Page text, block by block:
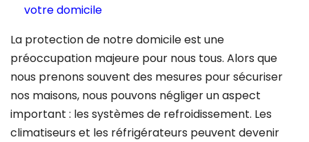
votre domicile
La protection de notre domicile est une
préoccupation majeure pour nous tous. Alors que
nous prenons souvent des mesures pour sécuriser
nos maisons, nous pouvons négliger un aspect
important : les systèmes de refroidissement. Les
climatiseurs et les réfrigérateurs peuvent devenir